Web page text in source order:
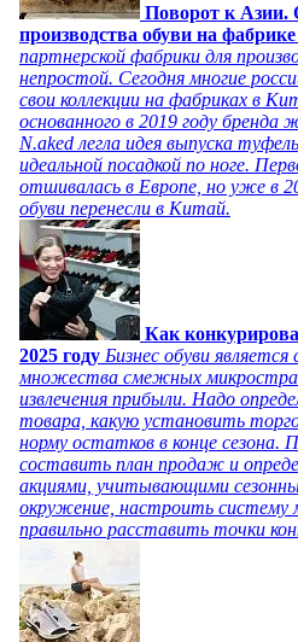
Поворот к Азии.
производства обуви на
партнерской фабрики для
непростой. Сегодня многие
свои коллекции на фабриках в
основанного в 2019 году бренда
N.aked легла идея выпуска
идеальной посадкой по ноге.
отшивалась в Европе, но уже в
обуви перенесли в Китай.
Как
2025 году Бизнес обуви
множества смежных
извлечения прибыли. Надо
товара, какую установить
норму остатков в конце сезона.
составить план продаж и
акциями, учитывающими
окружение, настроить систему
правильно расставить точки